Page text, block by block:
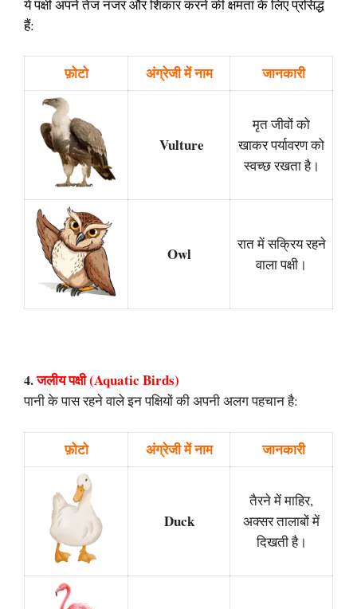
ये पक्षी अपने तेज नजर और शिकार करने की क्षमता के लिए प्रसिद्ध
हैं:
फ़ोटो अंग्रेजी में नाम जानकारी
Vulture
मृत जीवों को
खाकर पर्यावरण को
स्वच्छ रखता है।
Owl
रात में सक्रिय रहने
वाला पक्षी।
4.जलीय पक्षी (Aquatic Birds)
पानी के पास रहने वाले इन पक्षियों की अपनी अलग पहचान है:
फ़ोटो अंग्रेजी में नाम जानकारी
Duck
तैरने में माहिर,
अक्सर तालाबों में
दिखती है।